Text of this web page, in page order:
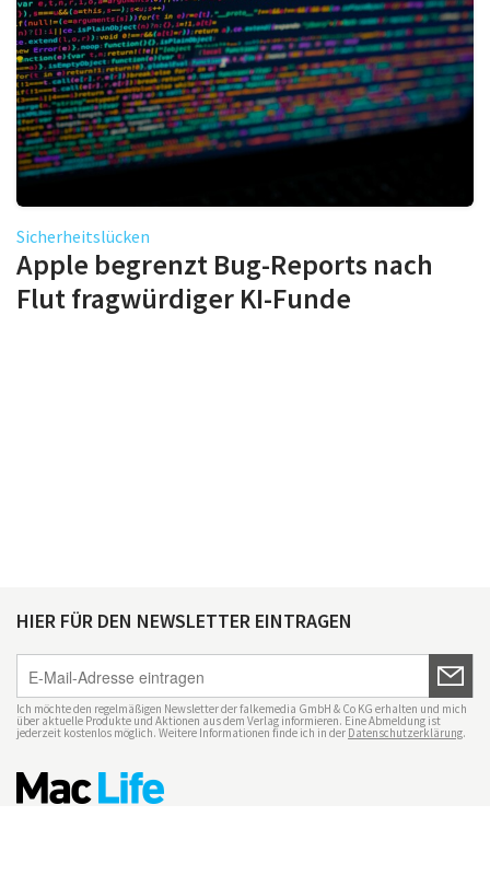
Sicherheitslücken
Apple begrenzt Bug-Reports nach
Flut fragwürdiger KI-Funde
HIER FÜR DEN NEWSLETTER EINTRAGEN
Ich möchte den regelmäßigen Newsletter der falkemedia GmbH & Co KG erhalten und mich
über aktuelle Produkte und Aktionen aus dem Verlag informieren. Eine Abmeldung ist
jederzeit kostenlos möglich. Weitere Informationen finde ich in der Datenschutzerklärung.